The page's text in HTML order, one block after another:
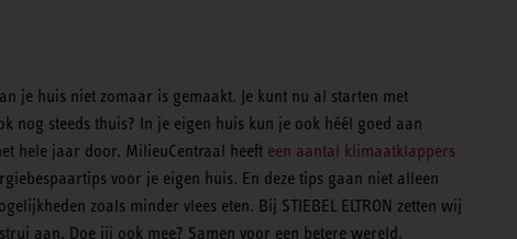
je huis niet zomaar is gemaakt. Je kunt nu al starten met
steeds thuis? In je eigen huis kun je ook héél goed aan
hele jaar door. MilieuCentraal heeft een aantal klimaatklappers
voor je eigen huis. En deze tips gaan niet alleen
zoals minder vlees eten. Bij STIEBEL ELTRON zetten wij
aan. Doe jij ook mee? Samen voor een betere wereld.